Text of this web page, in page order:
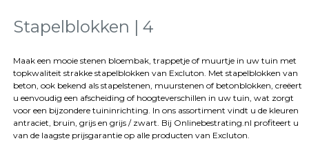
tegels
Natuursteen
Terrastegels
Tuintegels
Stoeptegels
Buitentegels
Balkontegels
Stapelblokken | 4
Maak een mooie stenen bloembak, trappetje of muurtje in uw tuin met
topkwaliteit strakke stapelblokken van Excluton. Met stapelblokken van
beton, ook bekend als stapelstenen, muurstenen of betonblokken, creëert
u eenvoudig een afscheiding of hoogteverschillen in uw tuin, wat zorgt
voor een bijzondere tuininrichting. In ons assortiment vindt u de kleuren
antraciet, bruin, grijs en grijs / zwart. Bij Onlinebestrating.nl profiteert u
van de laagste prijsgarantie op alle producten van Excluton.